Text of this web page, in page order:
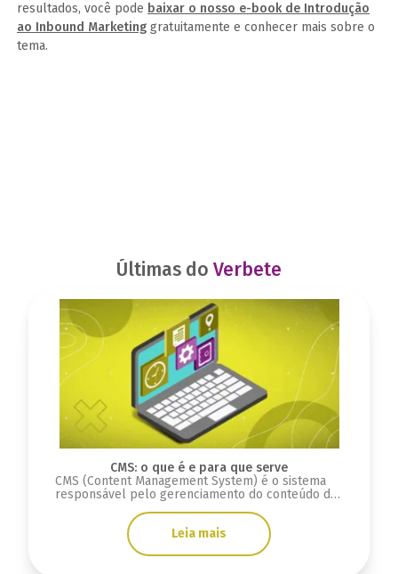
resultados, você pode baixar o nosso e-book de Introdução
ao Inbound Marketing gratuitamente e conhecer mais sobre o
tema.
Últimas do Verbete
CMS: o que é e para que serve
CMS (Content Management System) é o sistema
responsável pelo gerenciamento do conteúdo do
Leia mais